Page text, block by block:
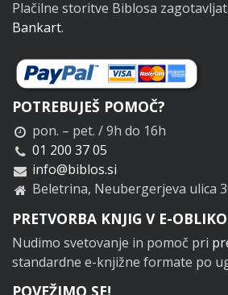
Plačilne storitve Biblosa
Bankart.
POTREBUJEŠ POMOČ?
pon. – pet. / 9h do 16h
01 200 37 05
info@biblos.si
Beletrina, Neubergerjeva ulica
PRETVORBA KNJIG V E-OBLIKO
Nudimo svetovanje in pomoč pri
standardne e-knjižne formate po
POVEŽIMO SE!